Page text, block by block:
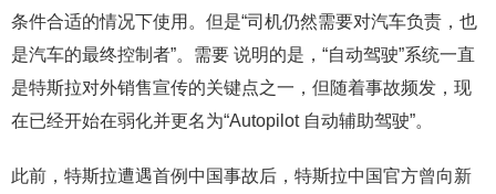
条件合适的情况下使用。但是“司机仍然需要对汽车负责，也
是汽车的最终控制者”。需要 说明的是，“自动驾驶”系统一直
是特斯拉对外销售宣传的关键点之一，但随着事故频发，现
在已经开始在弱化并更名为“Autopilot 自动辅助驾驶”。
此前，特斯拉遭遇首例中国事故后，特斯拉中国官方曾向新